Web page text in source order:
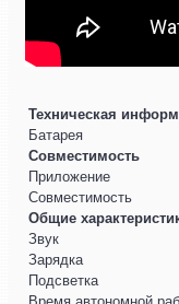
Техническая
Батарея
Совместимость
Приложение
Совместимость
Общие
Звук
Зарядка
Подсветка